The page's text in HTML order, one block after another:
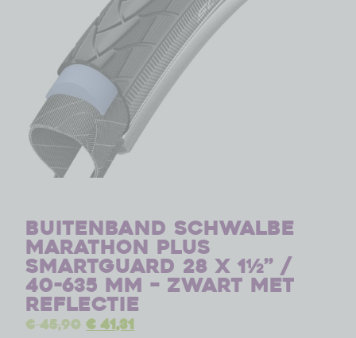
Buitenband Schwalbe
Marathon Plus
SmartGuard 28 x 1½” /
40-635 mm – zwart met
reflectie
€45,90 €41,31